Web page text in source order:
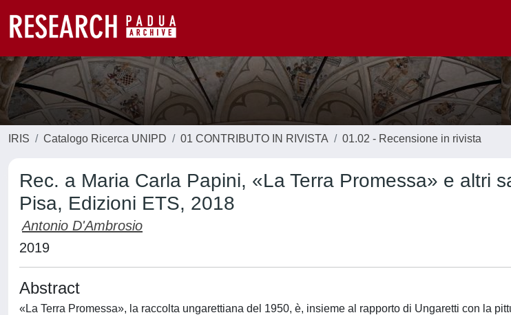
IRIS Catalogo Ricerca UNIPD 01 CONTRIBUTO IN RIVISTA 01.02 - Recensione in rivista
Rec. a Maria Carla Papini, «La Terra Promessa» e altri
Pisa, Edizioni ETS, 2018
Antonio D'Ambrosio
2019
Abstract
«La Terra Promessa», la raccolta ungarettiana del 1950, è, insieme al rapporto di Ungaretti con la